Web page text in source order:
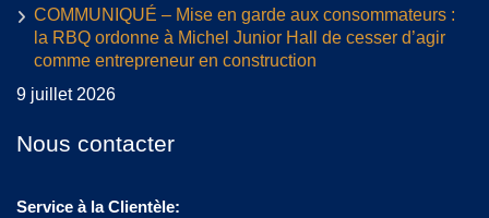
COMMUNIQUÉ – Mise en garde aux consommateurs :
la RBQ ordonne à Michel Junior Hall de cesser d’agir
comme entrepreneur en construction
9 juillet 2026
Nous contacter
Service à la Clientèle: